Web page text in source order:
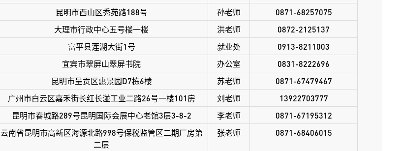
昆明市西山区秀苑路188号 孙老师
0871-68257075
大理市行政中心五号楼一楼 洪老师
0872-2125137
富平县莲湖大街1号 就业处
0913-8211003
宜宾市翠屏山翠屏书院 办公室
0831-8222696
昆明市呈贡区惠景园D7栋6楼 苏老师
0871-67479467
广州市白云区嘉禾街长红长湴工业二路26号一楼101房 刘老师
13922703777
昆明市春城路289号昆明国际会展中心老馆3层3-8-2 李老师
0871-67195312
云南省昆明市高新区海源北路998号保税监管区二期厂房第
二层
张老师 0871-68406015